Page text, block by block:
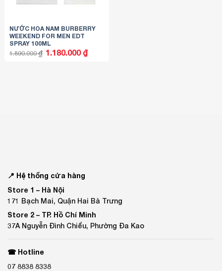
NƯỚC HOA NAM BURBERRY
WEEKEND FOR MEN EDT
SPRAY 100ML
1.890.000₫ Giá
gốc
1.180.000 ₫Giá
hiện
📍 Hệ thống cửa hàng
Store 1 – Hà Nội
171 Bạch Mai, Quận Hai Bà Trưng
Store 2 – TP. Hồ Chí Minh
37A Nguyễn Đình Chiểu, Phường Đa Kao
☎ Hotline
07 8838 8338